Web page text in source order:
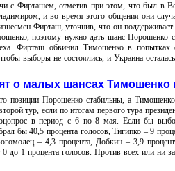
с Фирташем, отметив при этом, что был в
и во время этого общения они
Фирташ, уточнив, что он
поэтому нужно дать шанс Порошенко
Фирташ обвинил Тимошенко в
выборы не состоялись, и Украина
о малых шансах Тимошенко
позиции Порошенко стабильны, а
тур, если по итогам первого тура
в период с 6 по 8 мая. Если бы
бы 40,5 процента голосов, Тигипко – 9
– 4,3 процента, Добкин – 3,9
до 1 процента голосов. Против всех или ни